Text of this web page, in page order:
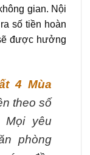
gian. Nội
số tiền hoàn
được hưởng
4 Mùa
theo số
Mọi yêu
phòng